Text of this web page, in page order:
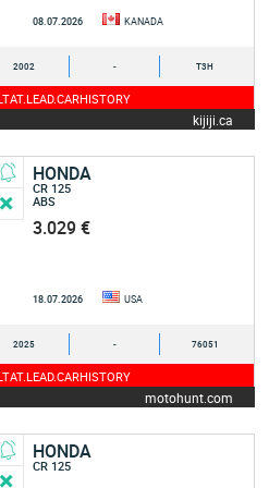
08.07.2026 KANADA
2002 - T3H
kijiji.ca
HONDA
CR 125
ABS
3.029 €
18.07.2026 USA
2025 - 76051
motohunt.com
HONDA
CR 125